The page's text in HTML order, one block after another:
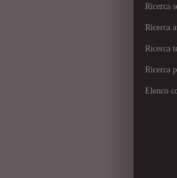
Ricerca
Ricerca
Ricerca
Ricerca
Elenco